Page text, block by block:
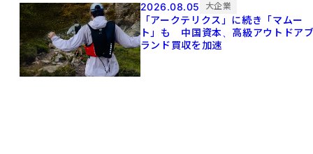
2026.08.05 大企業
「アークテリクス」に続き「マムー
ト」も 中国資本、高級アウトドア
ランド買収を加速